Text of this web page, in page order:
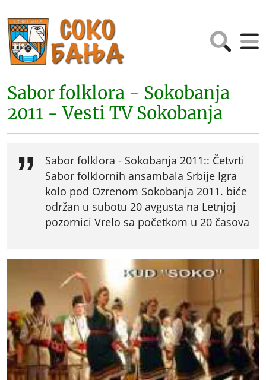
Sabor folklora - Sokobanja
2011 - Vesti TV Sokobanja
Sabor folklora - Sokobanja 2011:: Četvrti
Sabor folklornih ansambala Srbije Igra
kolo pod Ozrenom Sokobanja 2011. biće
održan u subotu 20 avgusta na Letnjoj
pozornici Vrelo sa početkom u 20 časova